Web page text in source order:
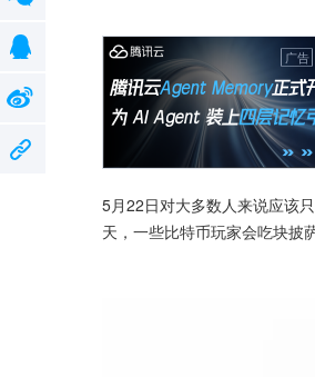
广告
5月22日对大多数人来说应该
天，一些比特币玩家会吃块披